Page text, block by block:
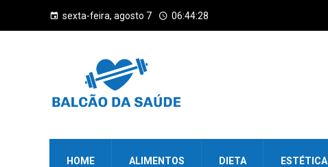
sexta-feira, agosto 7 06:44:29
HOME ALIMENTOS DIETA ESTÉTICA